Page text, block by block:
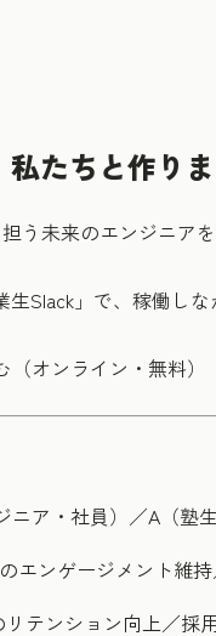
たちと作り
う未来のエンジニア
Slack」で、稼働し
オンライン・無料）
ア・社員）／A（塾
エンゲージメント維
テンション向上／採